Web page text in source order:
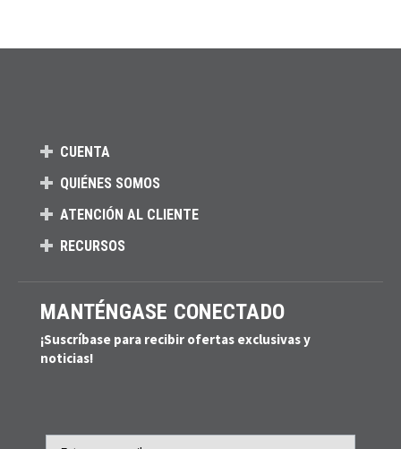
CUENTA
QUIÉNES SOMOS
ATENCIÓN AL CLIENTE
RECURSOS
MANTÉNGASE CONECTADO
¡Suscríbase para recibir ofertas exclusivas y
noticias!